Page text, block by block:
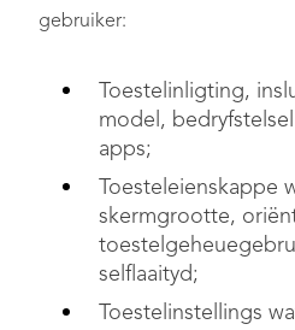
gebruiker:
Toestelinligting,
model,
apps;
Toesteleienskappe
skermgrootte,
selflaaityd;
Toestelinstellings